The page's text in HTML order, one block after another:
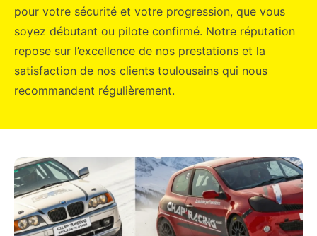
pour votre sécurité et votre progression, que vous
soyez débutant ou pilote confirmé. Notre réputation
repose sur l’excellence de nos prestations et la
satisfaction de nos clients toulousains qui nous
recommandent régulièrement.